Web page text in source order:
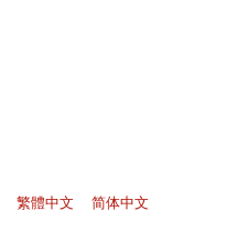
繁體中文 简体中文